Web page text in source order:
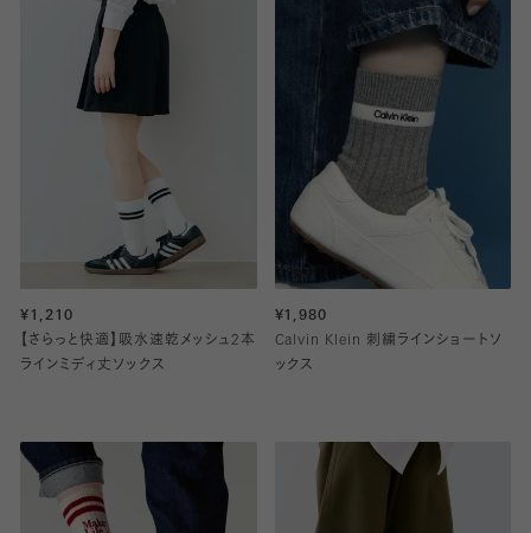
¥1,210
【さらっと快適】吸水速乾メッシュ2本
ラインミディ丈ソックス
¥1,980
Calvin Klein 刺繍ラインショートソ
ックス